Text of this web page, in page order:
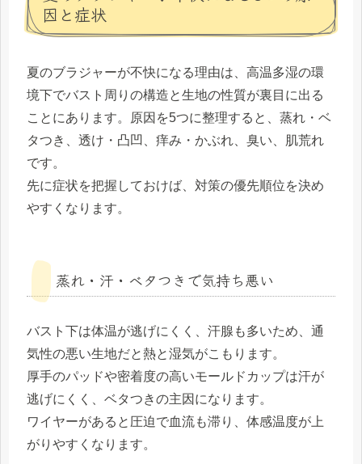
因と症状
夏のブラジャーが不快になる理由は、高温多湿の環
境下でバスト周りの構造と生地の性質が裏目に出る
ことにあります。原因を5つに整理すると、蒸れ・ベ
タつき、透け・凸凹、痒み・かぶれ、臭い、肌荒れ
です。
先に症状を把握しておけば、対策の優先順位を決め
やすくなります。
蒸れ・汗・ベタつきで気持ち悪い
バスト下は体温が逃げにくく、汗腺も多いため、通
気性の悪い生地だと熱と湿気がこもります。
厚手のパッドや密着度の高いモールドカップは汗が
逃げにくく、ベタつきの主因になります。
ワイヤーがあると圧迫で血流も滞り、体感温度が上
がりやすくなります。